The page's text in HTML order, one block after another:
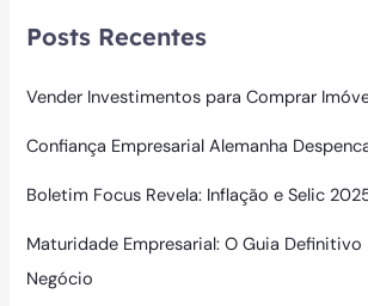
Posts Recentes
Vender Investimentos para Comprar
Confiança Empresarial Alemanha
Boletim Focus Revela: Inflação e Selic
Maturidade Empresarial: O Guia Definitivo
Negócio